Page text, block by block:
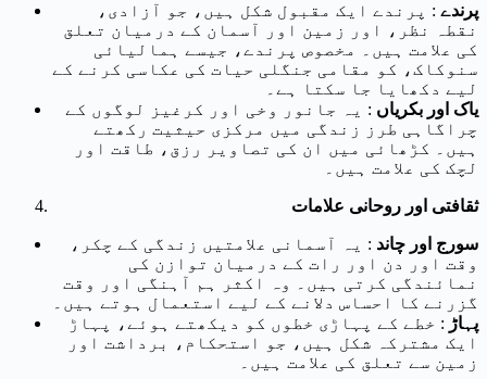
پرندے : پرندے ایک مقبول شکل ہیں، جو آزادی،
نقطہ نظر، اور زمین اور آسمان کے درمیان تعلق
کی علامت ہیں۔ مخصوص پرندے، جیسے ہمالیائی
سنوکاک، کو مقامی جنگلی حیات کی عکاسی کرنے کے
لیے دکھایا جا سکتا ہے۔
یاک اور بکریاں : یہ جانور وخی اور کرغیز لوگوں کے
چراگاہی طرز زندگی میں مرکزی حیثیت رکھتے
ہیں۔ کڑھائی میں ان کی تصاویر رزق، طاقت اور
لچک کی علامت ہیں۔
ثقافتی اور روحانی علامات
سورج اور چاند : یہ آسمانی علامتیں زندگی کے چکر،
وقت اور دن اور رات کے درمیان توازن کی
نمائندگی کرتی ہیں۔ وہ اکثر ہم آہنگی اور وقت
گزرنے کا احساس دلانے کے لیے استعمال ہوتے ہیں۔
پہاڑ : خطے کے پہاڑی خطوں کو دیکھتے ہوئے، پہاڑ
ایک مشترکہ شکل ہیں، جو استحکام، برداشت اور
زمین سے تعلق کی علامت ہیں۔